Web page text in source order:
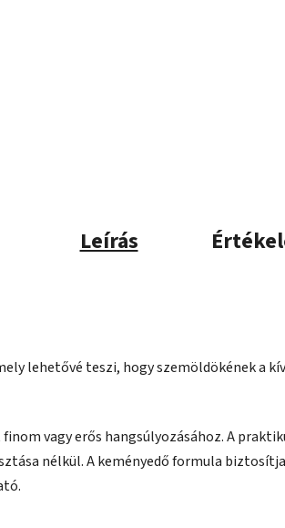
Leírás
lehetővé teszi, hogy szemöldökének a
vagy erős hangsúlyozásához. A
nélkül. A keményedő formula